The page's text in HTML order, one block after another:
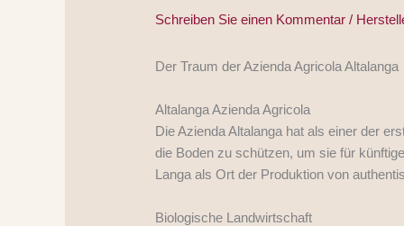
Schreiben Sie einen Kommentar /
Der Traum der Azienda Agricola Altalanga
Altalanga Azienda Agricola
Die Azienda Altalanga hat als einer der
die Boden zu schützen, um sie für
Langa als Ort der Produktion von
Biologische Landwirtschaft